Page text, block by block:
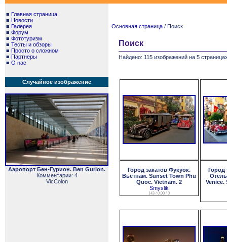
■ Главная страница
■ Новости
■ Галерея
■ Форум
■ Фототуризм
■ Тесты и обзоры
■ Просто о сложном
■ Партнеры
■ О нас
Случайное изображение
Аэропорт Бен-Гурион. Ben Gurion.
Комментарии: 4
VicColon
Основная страница / Поиск
Поиск
Найдено: 115 изображений на 5
Город закатов Фукуок.
Вьетнам. Sunset Town Phu
Quoc. Vietnam. 2
Smyslik
143 / 0.00 / 0
Город
Venice.